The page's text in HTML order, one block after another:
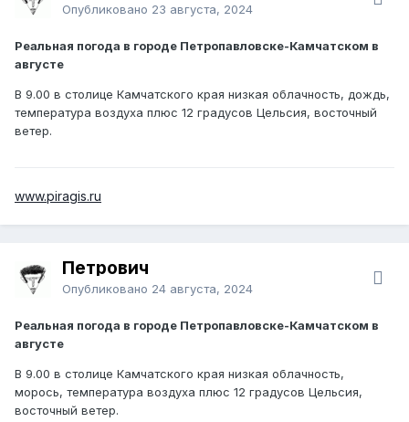
Опубликовано 23 августа, 2024
Реальная погода в городе Петропавловске-Камчатском в
августе
В 9.00 в столице Камчатского края низкая облачность, дождь,
температура воздуха плюс 12 градусов Цельсия, восточный
ветер.
www.piragis.ru
Петрович
Опубликовано 24 августа, 2024
Реальная погода в городе Петропавловске-Камчатском в
августе
В 9.00 в столице Камчатского края низкая облачность,
морось, температура воздуха плюс 12 градусов Цельсия,
восточный ветер.